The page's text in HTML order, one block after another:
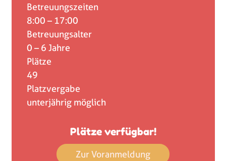
Betreuungszeiten
8:00 – 17:00
Betreuungsalter
0 – 6 Jahre
Plätze
49
Platzvergabe
unterjährig möglich
Plätze verfügbar!
Zur Voranmeldung